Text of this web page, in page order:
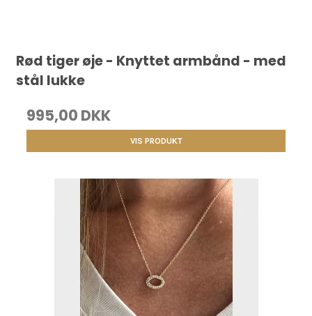
Rød tiger øje - Knyttet armbånd - med
stål lukke
995,00 DKK
VIS PRODUKT